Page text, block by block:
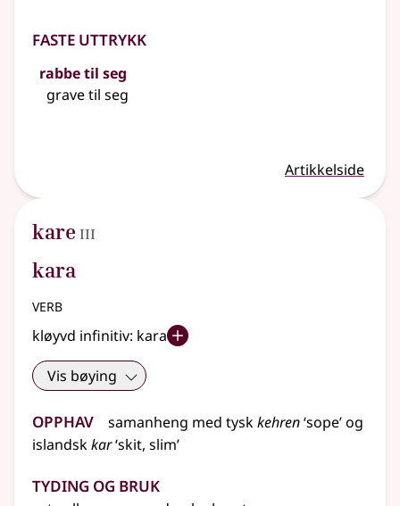
Faste uttrykk
rabbe til seg
grave til seg
Artikkelside
kare 3
III
kara
verb
kløyvd infinitiv: kara
Vis bøying
Opphav samanheng med tyskkehren‘sope’ og
islandskkar‘skit, slim’
Tyding og bruk